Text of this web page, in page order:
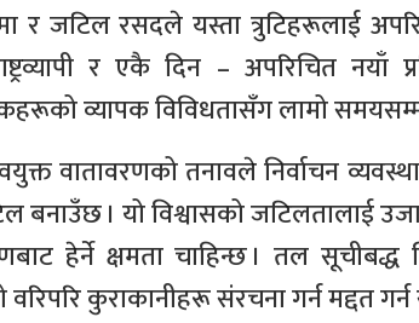
र जटिल रसदले यस्ता त्रुटिहरूलाई
र एकै दिन – अपरिचित नयाँ
व्यापक विविधतासँग लामो
वातावरणको तनावले निर्वाचन
बनाउँछ । यो विश्वासको जटिलतालाई
हेर्ने क्षमता चाहिन्छ । तल सूचीबद्ध
कुराकानीहरू संरचना गर्न मद्दत